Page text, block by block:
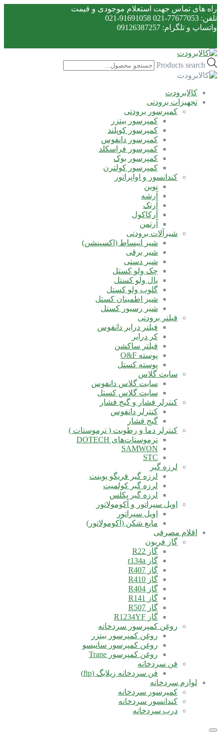
راه های تماس جهت استعلام موجودی و قیمت
تلفن: 77677053-021 91691058-021
واتساپ و تلگرام: 09126387257
Products search
کالابرودت
تجهیزات برودتی
کمپرسور برودتی
کمپرسور بیتزر
کمپرسور کوپلند
کمپرسور دانفوس
کمپرسور فراسکلد
کمپرسور بوک
کمپرسور کولترن
کندانسور و اواپراتور
نوین
آرشه
آرتک
آرکاکول
آرتمن
شیرآلات برودتی
شیر انبساط (اکسپنشن)
شیر برقی
شیر دستی
چک ولو کستل
بال ولو کستل
گلوب ولو کستل
شیر اطمینان کستل
شیر رسیور کستل
فیلتر برودتی
فیلتر درایر دانفوس
کر درایر
فیلتر ساکشن
پوسته O&F
پوسته کستل
سایت گلاس
سایت گلاس دانفوس
سایت گلاس کستل
کنترلر فشار و گیج فشار
کنترلر دانفوس
گیج فشار
کنترلر دما و رطوبت ( ترموستات )
ترموستات‌های DOTECH
SAMWON
STC
لرزه گیر
لرزه گیر فریگو پوینت
لرزه گیر کولمیت
لرزه گیر پکلس
اویل سپراتور و آکومولاتور
اویل سپراتور
مایع شکن (آکومولاتور)
اقلام مصرفی
گاز فریون
گاز R22
گاز r134a
گاز R407
گاز R410
گاز R404
گاز R141
گاز R507
گاز R1234YF
روغن کمپرسور سردخانه
روغن کمپرسور بیتزر
روغن کمپرسور سانیسو
روغن کمپرسور Trane
فن سردخانه
فن سردخانه زیلابگ (ftp)
لوازم سردخانه
کمپرسور سردخانه
کندانسور سردخانه
درب سردخانه